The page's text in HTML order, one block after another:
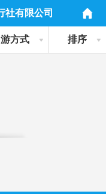
社有限公司
方式 排序